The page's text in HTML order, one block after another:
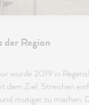
der Region
wurde 2019 in
dem Ziel, Streichen
mutiger zu machen.